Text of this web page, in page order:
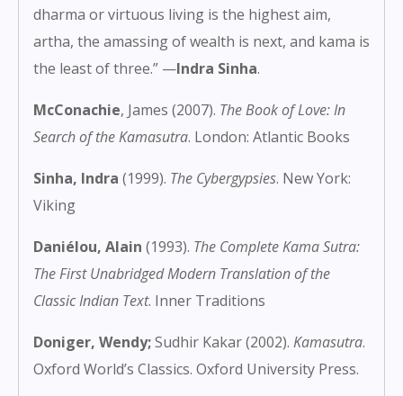
dharma or virtuous living is the highest aim,
artha, the amassing of wealth is next, and kama is
the least of three.” —Indra Sinha.
McConachie, James (2007). The Book of Love: In
Search of the Kamasutra. London: Atlantic Books
Sinha, Indra (1999). The Cybergypsies. New York:
Viking
Daniélou, Alain (1993). The Complete Kama Sutra:
The First Unabridged Modern Translation of the
Classic Indian Text. Inner Traditions
Doniger, Wendy;Sudhir Kakar (2002). Kamasutra.
Oxford World’s Classics. Oxford University Press.